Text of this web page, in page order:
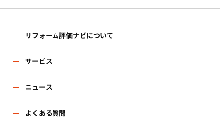
リフォーム評価ナビについて
リフォーム評価ナビとは
運営体制
はじめての方へ
サービス
リフォーム会社を探す
リフォーム事例を見る
ニュース
新着情報
よくある質問